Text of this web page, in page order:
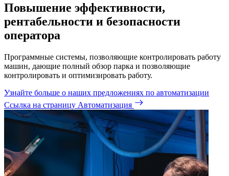
Повышение эффективности,
рентабельности и безопасности
оператора
Программные системы, позволяющие контролировать работу
машин, дающие полный обзор парка и позволяющие
контролировать и оптимизировать работу.
Узнайте больше о наших предложениях по автоматизации
Ссылка на страницу Автоматизация